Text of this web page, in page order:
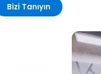
Bizi Tanıyın